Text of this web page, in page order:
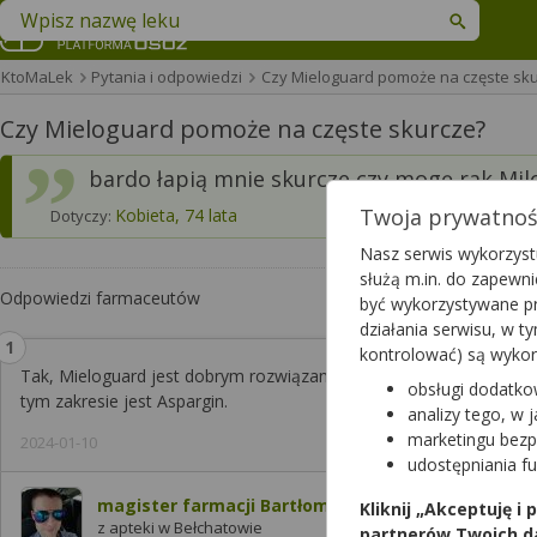
Znajdź lek w swojej okolicy
KtoMaLek Pytania i odpowiedzi Czy Mieloguard pomoże na częste
Czy Mieloguard pomoże na częste skurcze?
bardo łapią mnie skurcze czy mogę rak
Dotyczy: Kobieta, 74 lata
Odpowiedzi farmaceutów
Tak, Mieloguard jest dobrym rozwiązaniem, do tego trzeba
tym zakresie jest Aspargin.
2024-01-10
magister farmacji Bartłomiej Łuczyński
z apteki w Bełchatowie
Twoja
Nasz serwis
służą m.in. do
być wykorzystywane
działania serwisu, w
kontrolować) są
obsługi
analizy tego, w
marketingu
udostępniania
Kliknij „Akceptuję i